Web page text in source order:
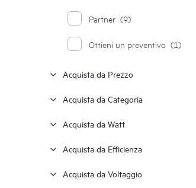
Partner (9)
Ottieni un preventivo (1)
Acquista da Prezzo
Acquista da Categoria
Acquista da Watt
Acquista da Efficienza
Acquista da Voltaggio